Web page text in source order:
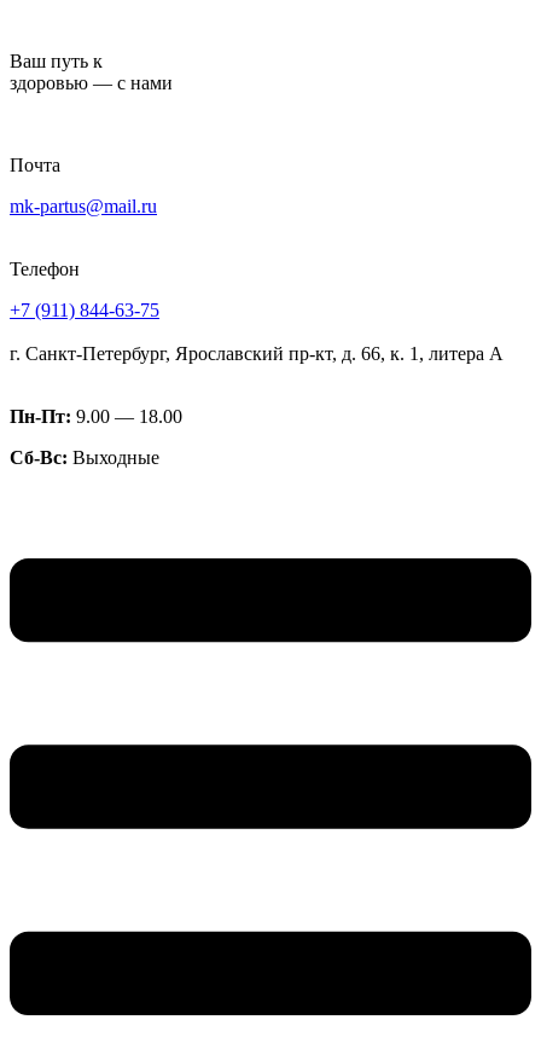
содержимому
Ваш путь к
здоровью — с нами
Почта
mk-partus@mail.ru
Телефон
+7 (911) 844-63-75
г. Санкт-Петербург, Ярославский пр-кт, д. 66, к. 1, литера А
Пн-Пт: 9.00 — 18.00
Сб-Вс: Выходные